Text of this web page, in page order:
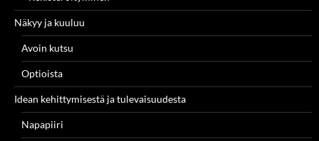
Näkyy ja kuuluu
Avoin kutsu
Optioista
Idean kehittymisestä ja tulevaisuudesta
Napapiiri